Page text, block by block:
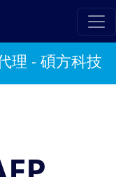
理 - 碩方科技